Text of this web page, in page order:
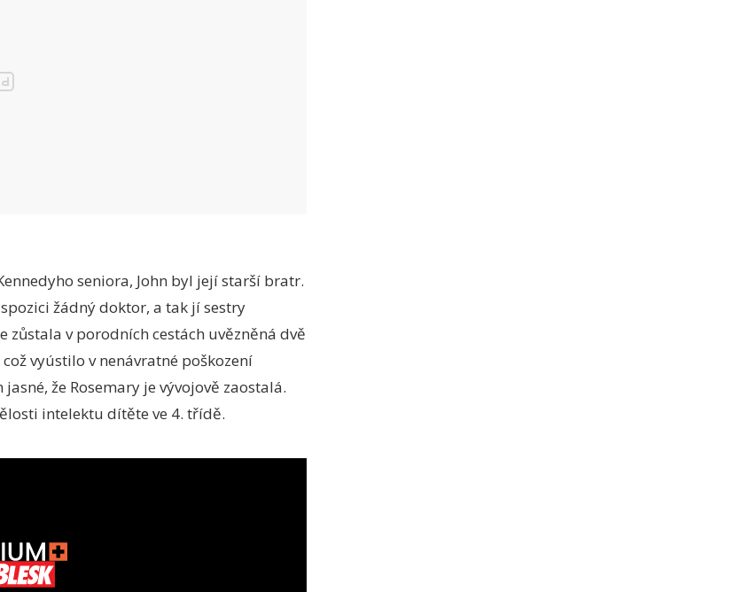
seniora, John byl její starší bratr.
žádný doktor, a tak jí sestry
v porodních cestách uvězněná dvě
vyústilo v nenávratné poškození
že Rosemary je vývojově zaostalá.
intelektu dítěte ve 4. třídě.